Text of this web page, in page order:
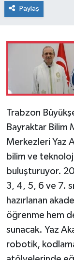
Paylaş
Trabzon
Bayraktar Bilim
Merkezleri Yaz
bilim ve
buluşturuyor.
3, 4, 5, 6 ve 7.
hazırlanan
öğrenme hem
sunacak. Yaz
robotik,